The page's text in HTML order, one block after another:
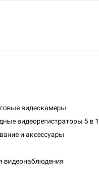
видеокамеры
видеорегистраторы 5 в 1
и аксессуары
видеонаблюдения